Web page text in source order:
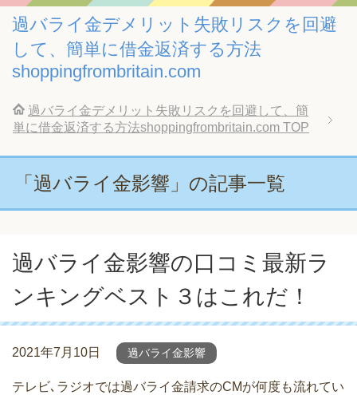
過バライ金デメリット失敗リスクを回避
して、簡単に借金返済する方法
shoppingfrombritain.com
過バライ金デメリット失敗リスクを回避して、簡
単に借金返済する方法shoppingfrombritain.com TOP
「過バライ金影響」の記事一覧
過バライ金影響の口コミ最新ラ
ンキングベスト３はこれだ！
2021年7月10日 過バライ金影響
テレビ､ラジオでは過バライ金請求のCMが何度も流れてい